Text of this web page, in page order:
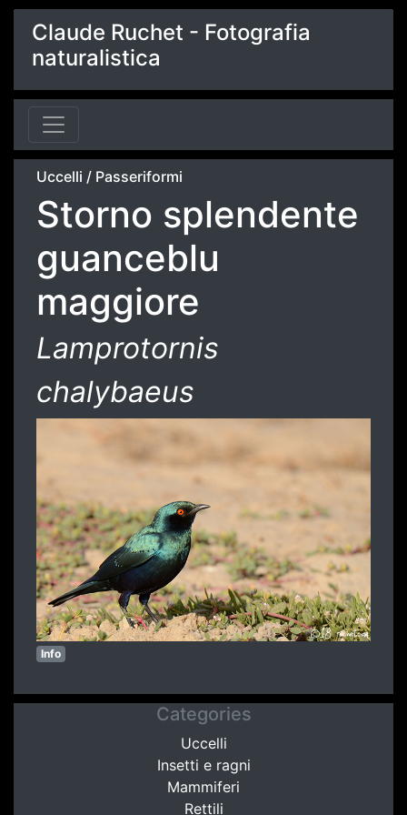
Claude Ruchet - Fotografia
naturalistica
Uccelli / Passeriformi
Storno splendente
guanceblu
maggiore
Lamprotornis
chalybaeus
Info
Categories
Uccelli
Insetti e ragni
Mammiferi
Rettili